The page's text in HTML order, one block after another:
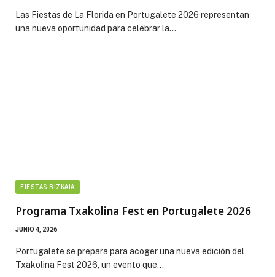
Las Fiestas de La Florida en Portugalete 2026 representan
una nueva oportunidad para celebrar la…
FIESTAS BIZKAIA
Programa Txakolina Fest en Portugalete 2026
JUNIO 4, 2026
Portugalete se prepara para acoger una nueva edición del
Txakolina Fest 2026, un evento que…